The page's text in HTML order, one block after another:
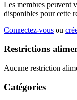
Les membres peuvent
disponibles pour cette
Connectez-vous ou
Restrictions
Aucune restriction
Catégories